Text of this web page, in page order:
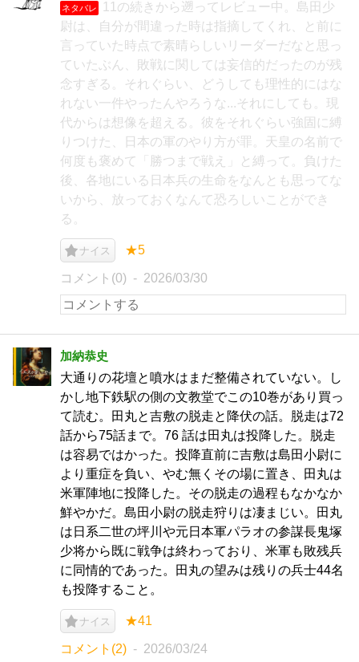
ネタバレ
11の続きから遡ってレビュー中。島田少
尉は、自分が間違った時は指摘してくれ、と前に
言っていた時点で素晴らしいリーダーだなと思っ
ていたぶん、敗戦に関しては妄信的だったのが残
念すぎる。それぐらい、どうしても理性的にはな
れない一件やったんやろうな...それにしても。現
代からは想像を超える。彼をそれぐらい強固に縛
りつけた、日本の軍のやり方が罪。天皇の名前で
何度も褒めて「勝つまで戦え」と縛って。負けた
後、各地にいる日本兵の生命をなんとも思ってな
いから、放っておくなんて恐ろしいことができ
る。
ナイス ★5
コメント(0) 2026/03/30
加納恭史
大通りの花壇と噴水はまだ整備されていない。し
かし地下鉄駅の側の文教堂でこの10巻があり買っ
て読む。田丸と吉敷の脱走と降伏の話。脱走は72
話から75話まで。76 話は田丸は投降した。脱走
は容易ではかった。投降直前に吉敷は島田小尉に
より重症を負い、やむ無くその場に置き、田丸は
米軍陣地に投降した。その脱走の過程もなかなか
鮮やかだ。島田小尉の脱走狩りは凄まじい。田丸
は日系二世の坪川や元日本軍パラオの参謀長鬼塚
少将から既に戦争は終わっており、米軍も敗残兵
に同情的であった。田丸の望みは残りの兵士44名
も投降すること。
ナイス ★41
コメント(2) 2026/03/24